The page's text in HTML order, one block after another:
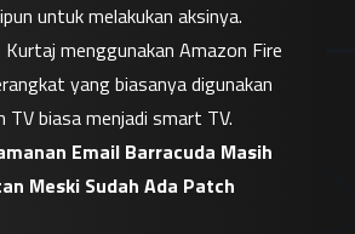
untuk melakukan aksinya.
Kurtaj menggunakan Amazon Fire
yang biasanya digunakan
TV biasa menjadi smart TV.
Email Barracuda Masih
Meski Sudah Ada Patch